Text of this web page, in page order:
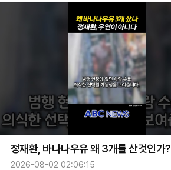
정재환, 바나나우유 왜 3개를 산것인가?
2026-08-02 02:06:15